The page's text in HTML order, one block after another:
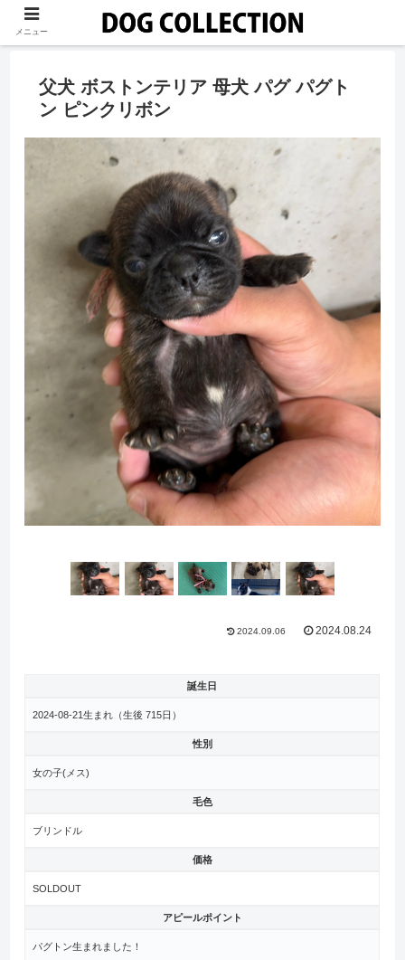
父犬 ボストンテリア 母犬 パグ パグト
ン ピンクリボン
2024.09.06 2024.08.24
誕生日
2024-08-21生まれ（生後715日）
性別
女の子(メス)
毛色
ブリンドル
価格
SOLDOUT
アピールポイント
パグトン生まれました！
メニュー